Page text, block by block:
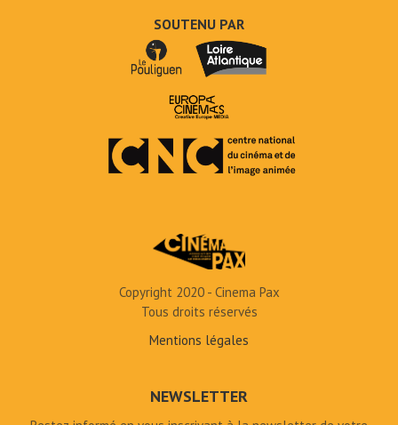
SOUTENU PAR
Copyright 2020 - Cinema Pax
Tous droits réservés
Mentions légales
NEWSLETTER